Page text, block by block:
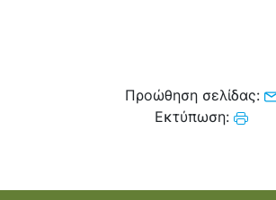
Προώθηση σελίδας:
Εκτύπωση: